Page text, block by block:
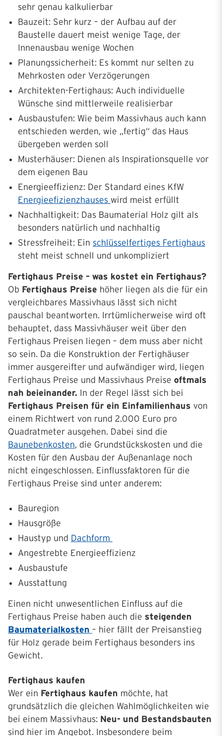
sehr genau kalkulierbar
Bauzeit: Sehr kurz – der Aufbau auf der
Baustelle dauert meist wenige Tage, der
Innenausbau wenige Wochen
Planungssicherheit: Es kommt nur selten zu
Mehrkosten oder Verzögerungen
Architekten-Fertighaus: Auch individuelle
Wünsche sind mittlerweile realisierbar
Ausbaustufen: Wie beim Massivhaus auch kann
entschieden werden, wie „fertig“ das Haus
übergeben werden soll
Musterhäuser: Dienen als Inspirationsquelle vor
dem eigenen Bau
Energieeffizienz: Der Standard eines KfW
Energieefizienzhauses wird meist erfüllt
Nachhaltigkeit: Das Baumaterial Holz gilt als
besonders natürlich und nachhaltig
Stressfreiheit: Ein schlüsselfertiges Fertighaus
steht meist schnell und unkompliziert
Fertighaus Preise – was kostet ein Fertighaus?
Ob Fertighaus Preise höher liegen als die für ein
vergleichbares Massivhaus lässt sich nicht
pauschal beantworten. Irrtümlicherweise wird oft
behauptet, dass Massivhäuser weit über den
Fertighaus Preisen liegen – dem muss aber nicht
so sein. Da die Konstruktion der Fertighäuser
immer ausgereifter und aufwändiger wird, liegen
Fertighaus Preise und Massivhaus Preise oftmals
nah beieinander. In der Regel lässt sich bei
Fertighaus Preisen für ein Einfamilienhaus von
einem Richtwert von rund 2.000 Euro pro
Quadratmeter ausgehen. Dabei sind die
Baunebenkosten, die Grundstückskosten und die
Kosten für den Ausbau der Außenanlage noch
nicht eingeschlossen. Einflussfaktoren für die
Fertighaus Preise sind unter anderem:
Bauregion
Hausgröße
Haustyp und Dachform
Angestrebte Energieeffizienz
Ausbaustufe
Ausstattung
Einen nicht unwesentlichen Einfluss auf die
Fertighaus Preise haben auch die steigenden
Baumaterialkosten – hier fällt der Preisanstieg
für Holz gerade beim Fertighaus besonders ins
Gewicht.
Fertighaus kaufen
Wer ein Fertighaus kaufen möchte, hat
grundsätzlich die gleichen Wahlmöglichkeiten wie
bei einem Massivhaus: Neu- und Bestandsbauten
sind hier im Angebot. Insbesondere beim